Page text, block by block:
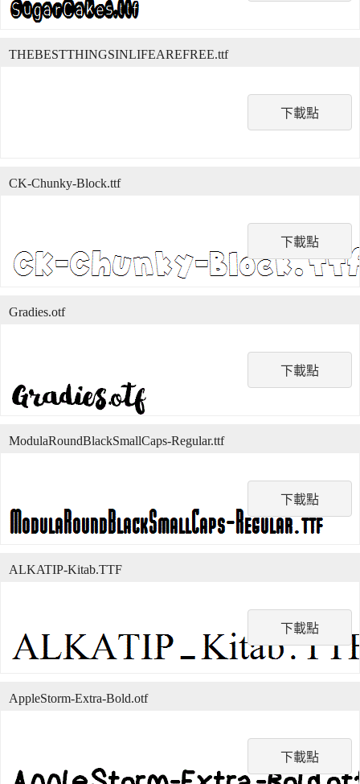
下載點
THEBESTTHINGSINLIFEAREFREE.ttf
下載點
CK-Chunky-Block.ttf
下載點
Gradies.otf
下載點
ModulaRoundBlackSmallCaps-Regular.ttf
下載點
ALKATIP-Kitab.TTF
下載點
AppleStorm-Extra-Bold.otf